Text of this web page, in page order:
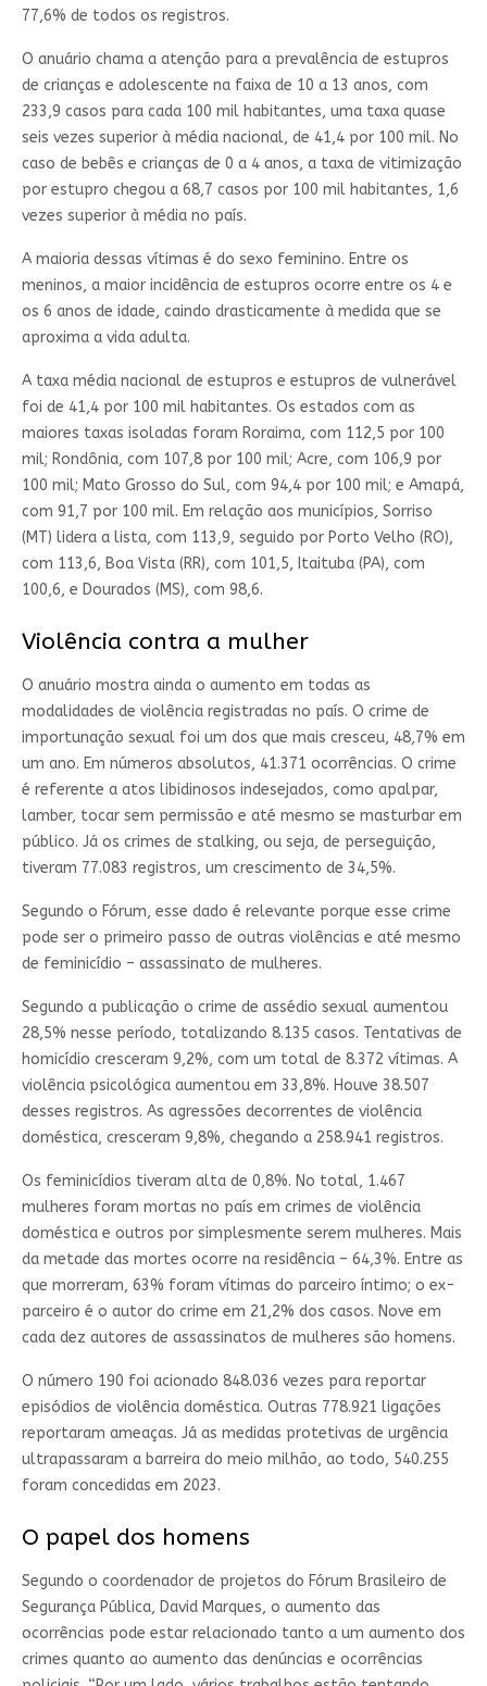
77,6% de todos os registros.
O anuário chama a atenção para a prevalência de estupros
de crianças e adolescente na faixa de 10 a 13 anos, com
233,9 casos para cada 100 mil habitantes, uma taxa quase
seis vezes superior à média nacional, de 41,4 por 100 mil. No
caso de bebês e crianças de 0 a 4 anos, a taxa de vitimização
por estupro chegou a 68,7 casos por 100 mil habitantes, 1,6
vezes superior à média no país.
A maioria dessas vítimas é do sexo feminino. Entre os
meninos, a maior incidência de estupros ocorre entre os 4 e
os 6 anos de idade, caindo drasticamente à medida que se
aproxima a vida adulta.
A taxa média nacional de estupros e estupros de vulnerável
foi de 41,4 por 100 mil habitantes. Os estados com as
maiores taxas isoladas foram Roraima, com 112,5 por 100
mil; Rondônia, com 107,8 por 100 mil; Acre, com 106,9 por
100 mil; Mato Grosso do Sul, com 94,4 por 100 mil; e Amapá,
com 91,7 por 100 mil. Em relação aos municípios, Sorriso
(MT) lidera a lista, com 113,9, seguido por Porto Velho (RO),
com 113,6, Boa Vista (RR), com 101,5, Itaituba (PA), com
100,6, e Dourados (MS), com 98,6.
Violência contra a mulher
O anuário mostra ainda o aumento em todas as
modalidades de violência registradas no país. O crime de
importunação sexual foi um dos que mais cresceu, 48,7% em
um ano. Em números absolutos, 41.371 ocorrências. O crime
é referente a atos libidinosos indesejados, como apalpar,
lamber, tocar sem permissão e até mesmo se masturbar em
público. Já os crimes de stalking, ou seja, de perseguição,
tiveram 77.083 registros, um crescimento de 34,5%.
Segundo o Fórum, esse dado é relevante porque esse crime
pode ser o primeiro passo de outras violências e até mesmo
de feminicídio – assassinato de mulheres.
Segundo a publicação o crime de assédio sexual aumentou
28,5% nesse período, totalizando 8.135 casos. Tentativas de
homicídio cresceram 9,2%, com um total de 8.372 vítimas. A
violência psicológica aumentou em 33,8%. Houve 38.507
desses registros. As agressões decorrentes de violência
doméstica, cresceram 9,8%, chegando a 258.941 registros.
Os feminicídios tiveram alta de 0,8%. No total, 1.467
mulheres foram mortas no país em crimes de violência
doméstica e outros por simplesmente serem mulheres. Mais
da metade das mortes ocorre na residência – 64,3%. Entre as
que morreram, 63% foram vítimas do parceiro íntimo; o ex-
parceiro é o autor do crime em 21,2% dos casos. Nove em
cada dez autores de assassinatos de mulheres são homens.
O número 190 foi acionado 848.036 vezes para reportar
episódios de violência doméstica. Outras 778.921 ligações
reportaram ameaças. Já as medidas protetivas de urgência
ultrapassaram a barreira do meio milhão, ao todo, 540.255
foram concedidas em 2023.
O papel dos homens
Segundo o coordenador de projetos do Fórum Brasileiro de
Segurança Pública, David Marques, o aumento das
ocorrências pode estar relacionado tanto a um aumento dos
crimes quanto ao aumento das denúncias e ocorrências